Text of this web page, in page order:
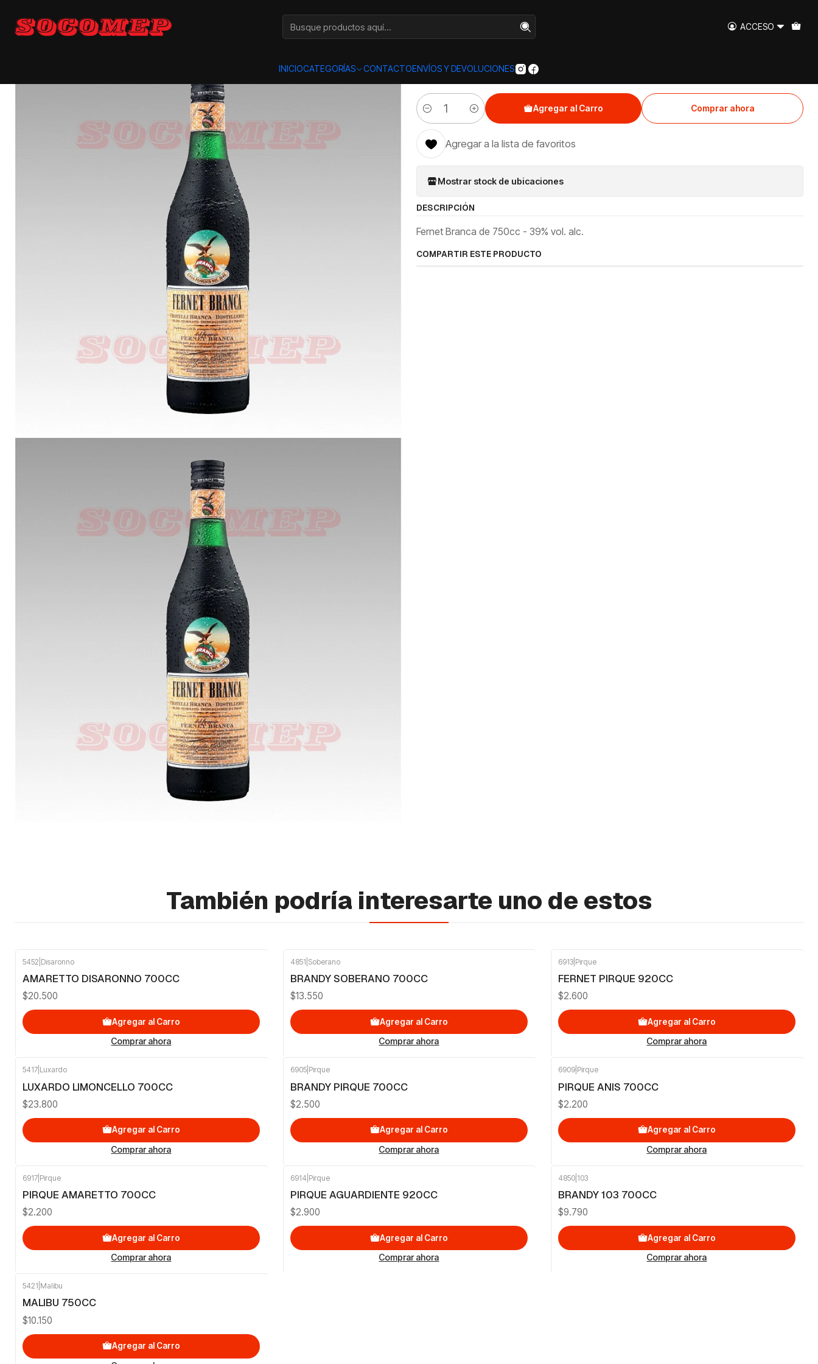
ACCESO
INICIOCATEGORÍAS CONTACTOENVÍOS Y DEVOLUCIONES
Fernet Branca 750cc
Cantidad
Agregar al Carro Comprar ahora
Agregar a la lista de favoritos
Mostrar stock de ubicaciones
DESCRIPCIÓN
Fernet Branca de 750cc - 39% vol. alc.
COMPARTIR ESTE PRODUCTO
También podría interesarte uno de estos
5452 Disaronno
AMARETTO DISARONNO 700CC
$20.500
Agregar al Carro
Comprar ahora
4851 Soberano
BRANDY SOBERANO 700CC
$13.550
Agregar al Carro
Comprar ahora
6913| Pirque
FERNET PIRQUE 920CC
$2.600
Agregar al Carro
Comprar ahora
5417 Luxardo
LUXARDO LIMONCELLO 700CC
$23.800
Agregar al Carro
Comprar ahora
6905| Pirque
BRANDY PIRQUE 700CC
$2.500
Agregar al Carro
Comprar ahora
6909| Pirque
PIRQUE ANIS 700CC
$2.200
Agregar al Carro
Comprar ahora
6917 Pirque
PIRQUE AMARETTO 700CC
$2.200
Agregar al Carro
Comprar ahora
6914 Pirque
PIRQUE AGUARDIENTE 920CC
$2.900
Agregar al Carro
Comprar ahora
4850| 103
BRANDY 103 700CC
$9.790
Agregar al Carro
Comprar ahora
5421 Malibu
MALIBU 750CC
$10.150
Agregar al Carro